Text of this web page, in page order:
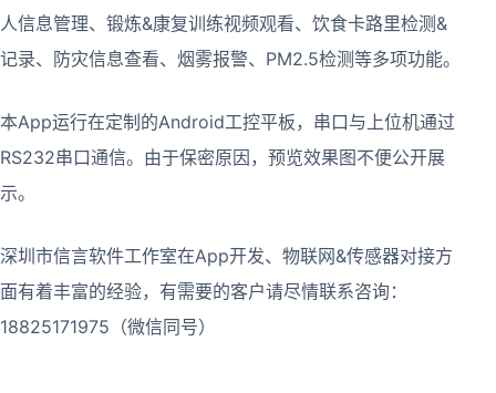
人信息管理、锻炼&康复训练视频观看、饮食卡路里检测&
记录、防灾信息查看、烟雾报警、PM2.5检测等多项功能。
本App运行在定制的Android工控平板，串口与上位机通过
RS232串口通信。由于保密原因，预览效果图不便公开展
示。
深圳市信言软件工作室在App开发、物联网&传感器对接方
面有着丰富的经验，有需要的客户请尽情联系咨询：
18825171975（微信同号）